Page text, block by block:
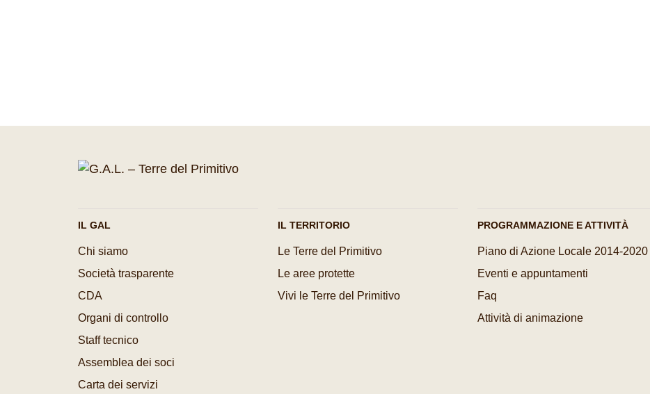
IL GAL
Chi siamo
Società trasparente
CDA
Organi di controllo
Staff tecnico
Assemblea dei soci
Carta dei servizi
IL TERRITORIO
Le Terre del Primitivo
Le aree protette
Vivi le Terre del Primitivo
PROGRAMMAZIONE E ATTIVITÀ
Piano di Azione Locale 2014-2020
Eventi e appuntamenti
Faq
Attività di animazione